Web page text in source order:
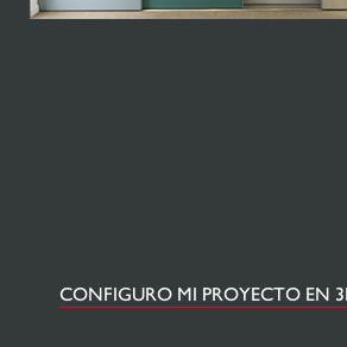
CONFIGURO MI PROYECTO EN